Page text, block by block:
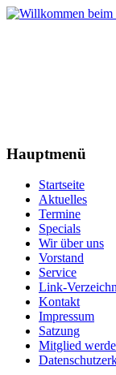
Hauptmenü
Startseite
Aktuelles
Termine
Specials
Wir über uns
Vorstand
Service
Link-
Kontakt
Impressum
Satzung
Mitglied